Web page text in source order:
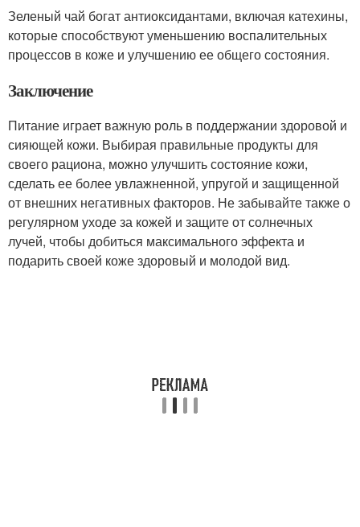
Зеленый чай богат антиоксидантами, включая катехины,
которые способствуют уменьшению воспалительных
процессов в коже и улучшению ее общего состояния.
Заключение
Питание играет важную роль в поддержании здоровой и
сияющей кожи. Выбирая правильные продукты для
своего рациона, можно улучшить состояние кожи,
сделать ее более увлажненной, упругой и защищенной
от внешних негативных факторов. Не забывайте также о
регулярном уходе за кожей и защите от солнечных
лучей, чтобы добиться максимального эффекта и
подарить своей коже здоровый и молодой вид.